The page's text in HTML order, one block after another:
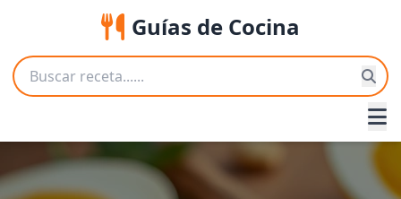
Guías de Cocina